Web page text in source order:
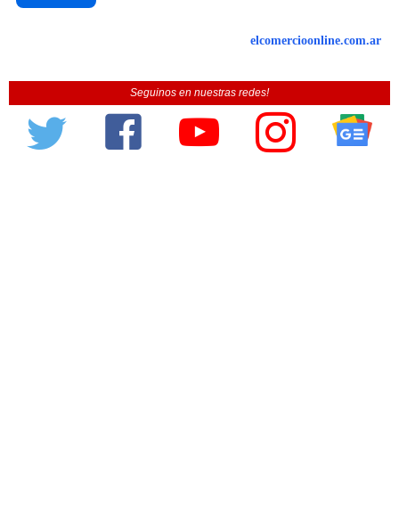
elcomercioonline.com.ar
Seguinos en nuestras redes!